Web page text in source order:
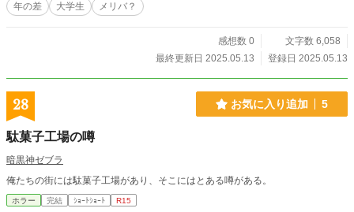
年の差
大学生 メリバ？
感想数 0
文字数 6,058
最終更新日 2025.05.13
登録日 2025.05.13
28 お気に入り追加 5
駄菓子工場の噂
暗黒神ゼブラ
俺たちの街には駄菓子工場があり、そこにはとある噂がある。
ホラー 完結 ｼｮｰﾄｼｮｰﾄ R15